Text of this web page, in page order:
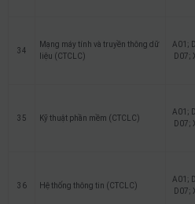
34
Mạng máy tính và truyền thông dữ
liệu (CTCLC)
A01;
D07;
35 Kỹ thuật phần mềm (CTCLC)
A01;
D07;
36 Hệ thống thông tin (CTCLC)
A01;
D07;